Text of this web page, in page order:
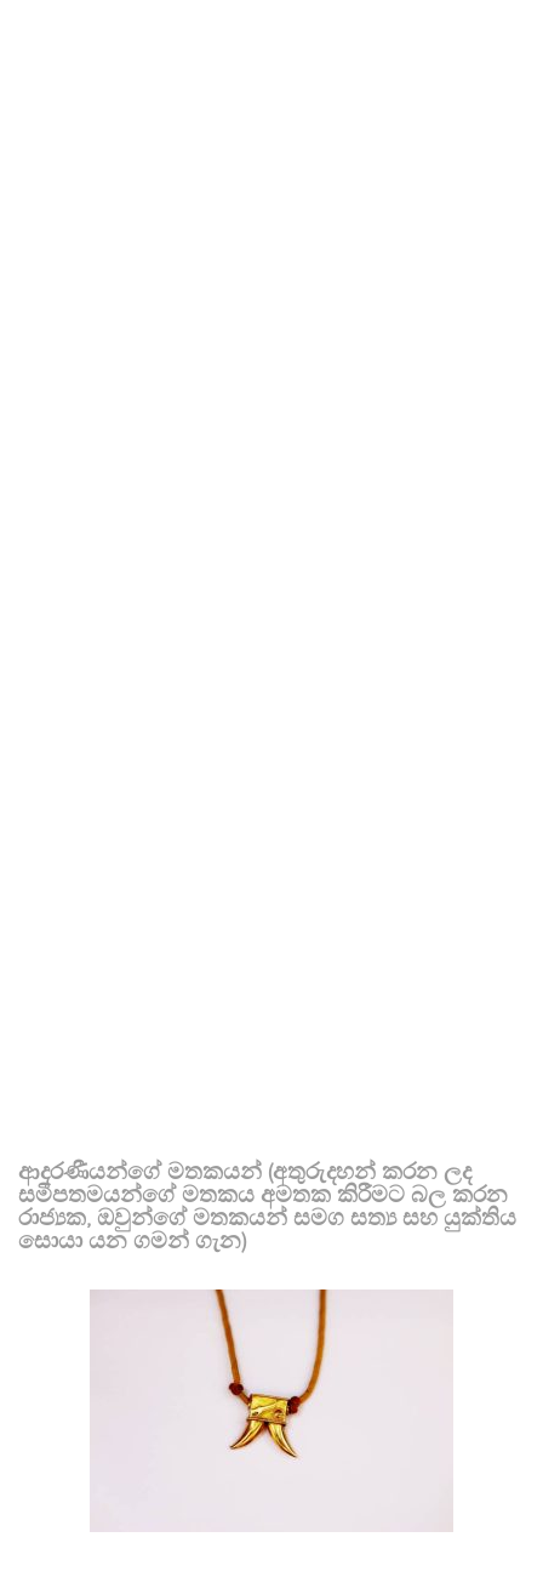
ආදරණීයන්ගේ මතකයන් (අතුරුදහන් කරන ලද
සමීපතමයන්ගේ මතකය අමතක කිරීමට බල කරන
රාජ්‍යක, ඔවුන්ගේ මතකයන් සමග සත්‍ය සහ යුක්තිය
සොයා යන ගමන් ගැන)